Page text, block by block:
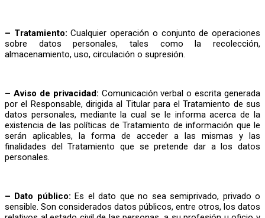
– Tratamiento:Cualquier operación o conjunto de operaciones
sobre datos personales, tales como la recolección,
almacenamiento, uso, circulación o supresión.
– Aviso de privacidad: Comunicación verbal o escrita generada
por el Responsable, dirigida al Titular para el Tratamiento de sus
datos personales, mediante la cual se le informa acerca de la
existencia de las políticas de Tratamiento de información que le
serán aplicables, la forma de acceder a las mismas y las
finalidades del Tratamiento que se pretende dar a los datos
personales.
– Dato público:Es el dato que no sea semiprivado, privado o
sensible. Son considerados datos públicos, entre otros, los datos